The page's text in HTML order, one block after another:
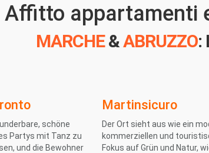
Affitto appartamenti
MARCHE&ABRUZZO:
schöne
Partys mit Tanz zu
und die Bewohner
Martinsicuro
Der Ort sieht aus wie ein
kommerziellen und
Fokus auf Grün und Natur,